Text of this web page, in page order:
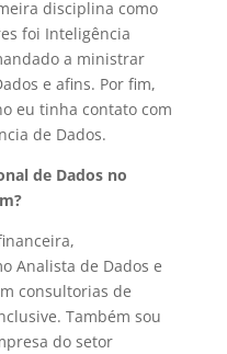
disciplina como
foi Inteligência
a ministrar
e afins. Por fim,
eu tinha contato com
de Dados.
de Dados no
Analista de Dados e
consultorias de
Também sou
do setor